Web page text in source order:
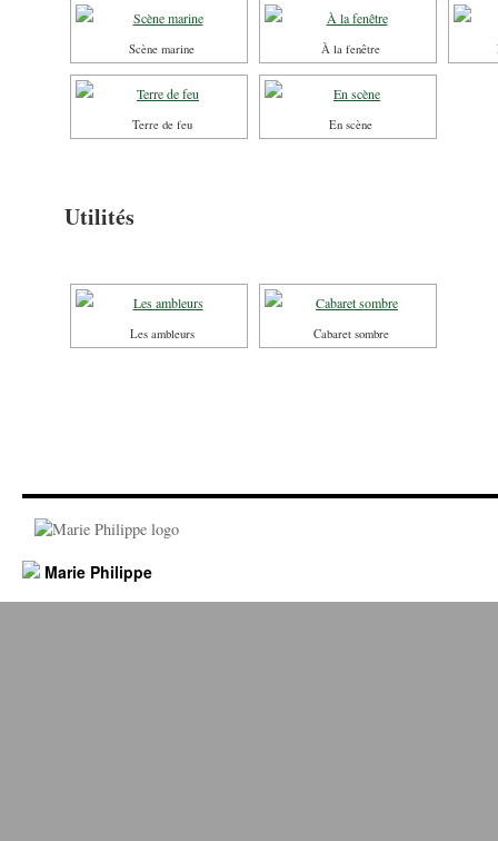
Scène marine À la fenêtre
Terre de feu En scène
Utilités
Les ambleurs Cabaret sombre
Marie Philippe